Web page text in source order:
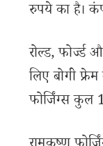
रुपये का है।
रोल्ड, फोर्ज्ड
लिए बोगी
फोर्जिंग्स कुल